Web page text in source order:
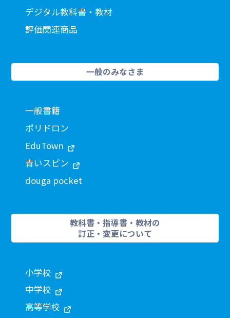
デジタル教科書・教材
評価関連商品
一般のみなさま
一般書籍
ポリドロン
EduTown
青いスピン
douga pocket
教科書・指導書・教材の
訂正・変更について
小学校
中学校
高等学校